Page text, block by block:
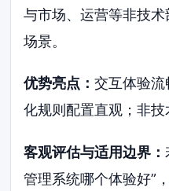
与市场、运营等非技
场景。
优势亮点：交互体验
化规则配置直观；非技
客观评估与适用边界：
管理系统哪个体验好”